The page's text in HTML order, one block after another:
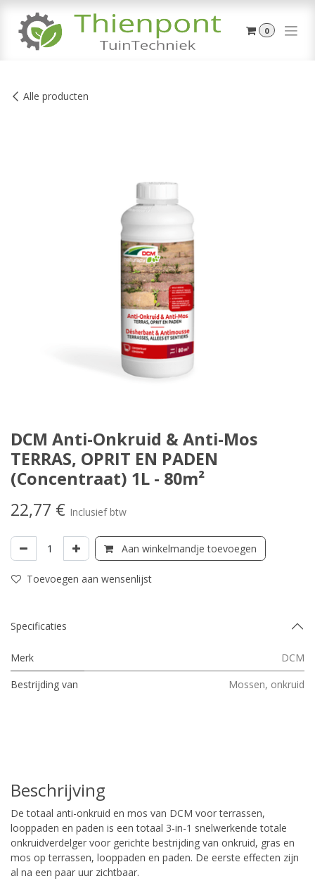
0
Alle producten
DCM Anti-Onkruid & Anti-Mos
TERRAS, OPRIT EN PADEN
(Concentraat) 1L - 80m²
22,77 € Inclusief btw
Aan winkelmandje toevoegen
Toevoegen aan wensenlijst
Specificaties
Merk
DCM
Bestrijding van
Mossen, onkruid
Beschrijving
De totaal anti-onkruid en mos van DCM voor terrassen,
looppaden en paden is een totaal 3-in-1 snelwerkende totale
onkruidverdelger voor gerichte bestrijding van onkruid, gras en
mos op terrassen, looppaden en paden. De eerste effecten zijn
al na een paar uur zichtbaar.